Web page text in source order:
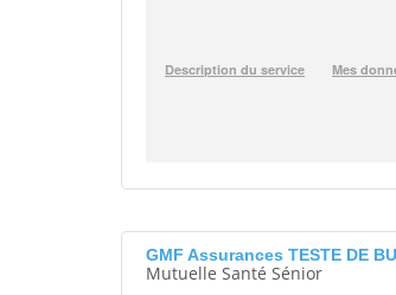
GMF Assurances TESTE DE
Mutuelle Santé Sénior